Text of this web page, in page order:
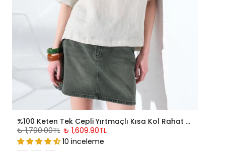
%100 Keten Tek Cepli Yırtmaçlı Kısa Kol Rahat Kalıp Kadın Bluz @Gizlem
₺ 1,790.00TL ₺ 1,609.90TL
10 inceleme